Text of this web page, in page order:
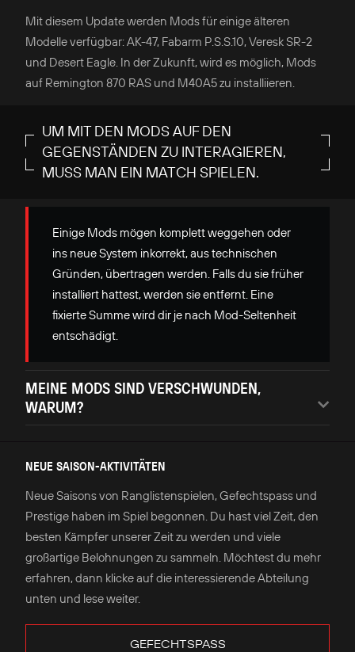
Mit diesem Update werden Mods für einige älteren
Modelle verfügbar: AK-47, Fabarm P.S.S.10, Veresk SR-2
und Desert Eagle. In der Zukunft, wird es möglich, Mods
auf Remington 870 RAS und M40A5 zu installiieren.
UM MIT DEN MODS AUF DEN
GEGENSTÄNDEN ZU INTERAGIEREN,
MUSS MAN EIN MATCH SPIELEN.
Einige Mods mögen komplett weggehen oder
ins neue System inkorrekt, aus technischen
Gründen, übertragen werden. Falls du sie früher
installiert hattest, werden sie entfernt. Eine
fixierte Summe wird dir je nach Mod-Seltenheit
entschädigt.
MEINE MODS SIND VERSCHWUNDEN,
WARUM?
NEUE SAISON-AKTIVITÄTEN
Neue Saisons von Ranglistenspielen, Gefechtspass und
Prestige haben im Spiel begonnen. Du hast viel Zeit, den
besten Kämpfer unserer Zeit zu werden und viele
großartige Belohnungen zu sammeln. Möchtest du mehr
erfahren, dann klicke auf die interessierende Abteilung
unten und lese weiter.
GEFECHTSPASS